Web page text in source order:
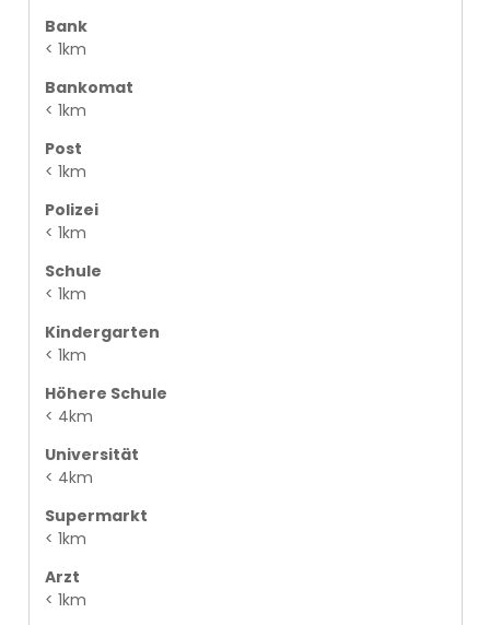
Bank
< 1km
Bankomat
< 1km
Post
< 1km
Polizei
< 1km
Schule
< 1km
Kindergarten
< 1km
Höhere Schule
< 4km
Universität
< 4km
Supermarkt
< 1km
Arzt
< 1km